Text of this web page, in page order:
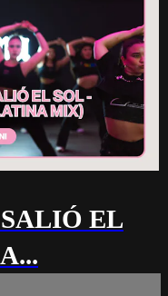
EL